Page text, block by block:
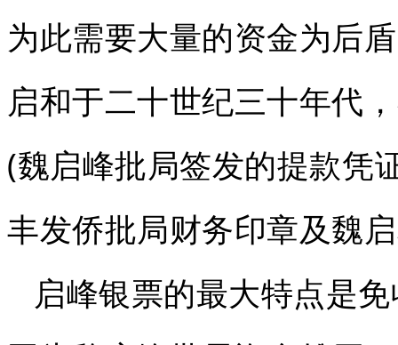
为此需要大量的资金为后
启和于二十世纪三十年代
(魏启峰批局签发的提款凭
丰发侨批局财务印章及魏
启峰银票的最大特点是